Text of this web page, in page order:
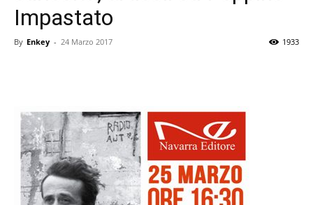
Impastato
By Enkey - 24 Marzo 2017 1933